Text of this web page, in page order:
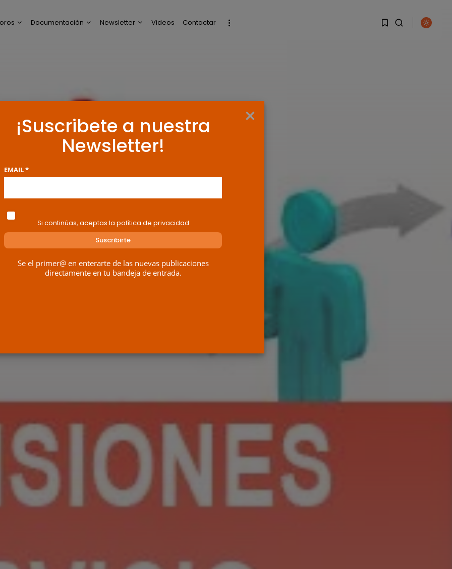
Documentación Newsletter Videos Contactar
mueve pieza, los
jueces...
OPINIÓN
Interinos: el error del
×
¡Suscribete a nuestra
Newsletter!
EMAIL *
Si continúas, aceptas la política de privacidad
Se el primer@ en enterarte de las nuevas publicaciones
directamente en tu bandeja de entrada.